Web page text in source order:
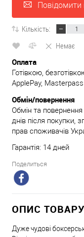
Повідомити
Кількість:
Немає
Оплата
Готівкою,
ApplePay, Masterpass
Обмін/повернення
Обмін та
днів після покупки,
прав споживачів
Гарантія: 14 дней
Поделиться
ОПИС ТОВАРУ
Дуже чудові